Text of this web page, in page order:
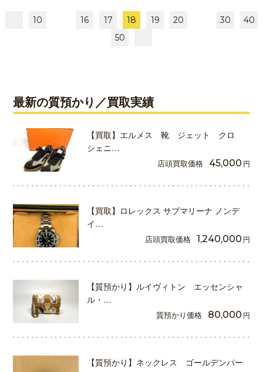
10 16 17 18 19 20 30
40
50
最新の質預かり／買取実績
【買取】エルメス 靴 ジェット クロ
シェニ…
店頭買取価格 45,000 円
【買取】ロレックス サブマリーナ ノンデ
イ…
店頭買取価格 1,240,000 円
【質預かり】ルイヴィトン エッセンシャ
ル・…
質預かり価格 80,000 円
【質預かり】ネックレス ゴールデンパー